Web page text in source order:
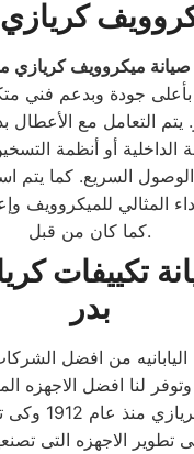
كريازي
صيانة ميكروويف كريازي
بأعلى جودة وبدعم فني
يتم التعامل مع
الداخلية أو أنظمة
السريع. كما يتم
المثالي للميكروويف
كما كان من قبل.
تكييفات
بدر
من افضل
لنا افضل الاجهزه
تأسست شركة
تطوير الاجهزه التى